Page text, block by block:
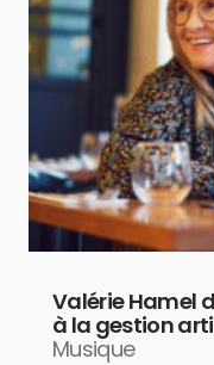
Valérie Hamel
à la gestion
Musique